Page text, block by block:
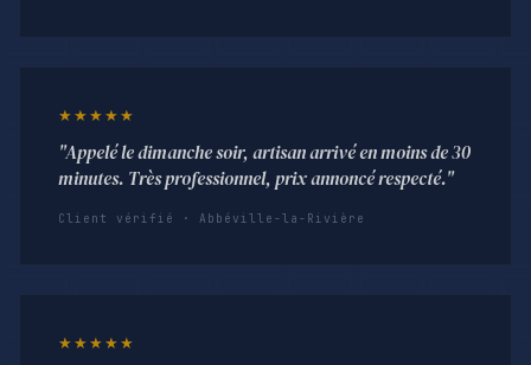
★★★★★
"Appelé le dimanche soir, artisan arrivé en moins de 30
minutes. Très professionnel, prix annoncé respecté."
Client vérifié · Abbéville-la-Rivière
★★★★★